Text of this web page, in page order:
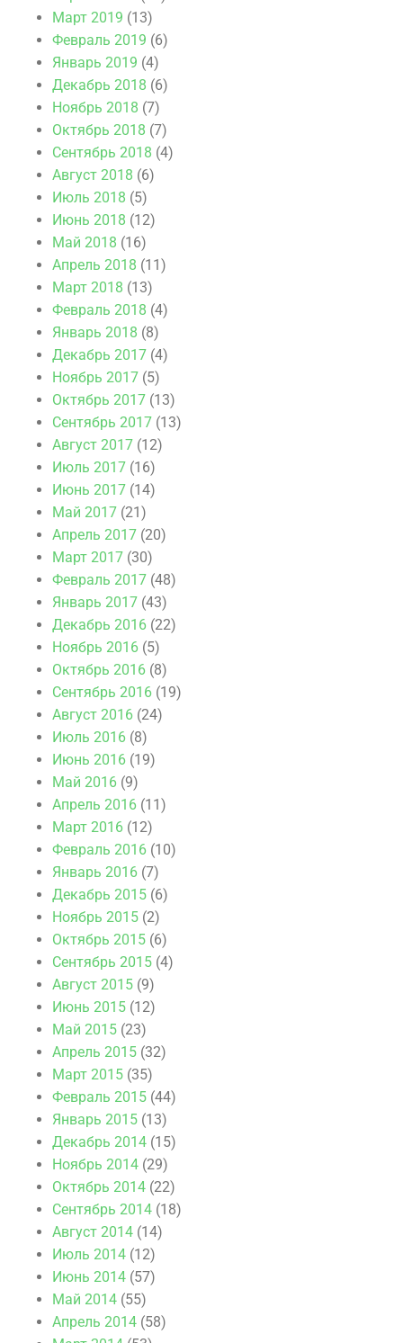
Март 2019 (13)
Февраль 2019 (6)
Январь 2019 (4)
Декабрь 2018 (6)
Ноябрь 2018 (7)
Октябрь 2018 (7)
Сентябрь 2018 (4)
Август 2018 (6)
Июль 2018 (5)
Июнь 2018 (12)
Май 2018 (16)
Апрель 2018 (11)
Март 2018 (13)
Февраль 2018 (4)
Январь 2018 (8)
Декабрь 2017 (4)
Ноябрь 2017 (5)
Октябрь 2017 (13)
Сентябрь 2017 (13)
Август 2017 (12)
Июль 2017 (16)
Июнь 2017 (14)
Май 2017 (21)
Апрель 2017 (20)
Март 2017 (30)
Февраль 2017 (48)
Январь 2017 (43)
Декабрь 2016 (22)
Ноябрь 2016 (5)
Октябрь 2016 (8)
Сентябрь 2016 (19)
Август 2016 (24)
Июль 2016 (8)
Июнь 2016 (19)
Май 2016 (9)
Апрель 2016 (11)
Март 2016 (12)
Февраль 2016 (10)
Январь 2016 (7)
Декабрь 2015 (6)
Ноябрь 2015 (2)
Октябрь 2015 (6)
Сентябрь 2015 (4)
Август 2015 (9)
Июнь 2015 (12)
Май 2015 (23)
Апрель 2015 (32)
Март 2015 (35)
Февраль 2015 (44)
Январь 2015 (13)
Декабрь 2014 (15)
Ноябрь 2014 (29)
Октябрь 2014 (22)
Сентябрь 2014 (18)
Август 2014 (14)
Июль 2014 (12)
Июнь 2014 (57)
Май 2014 (55)
Апрель 2014 (58)